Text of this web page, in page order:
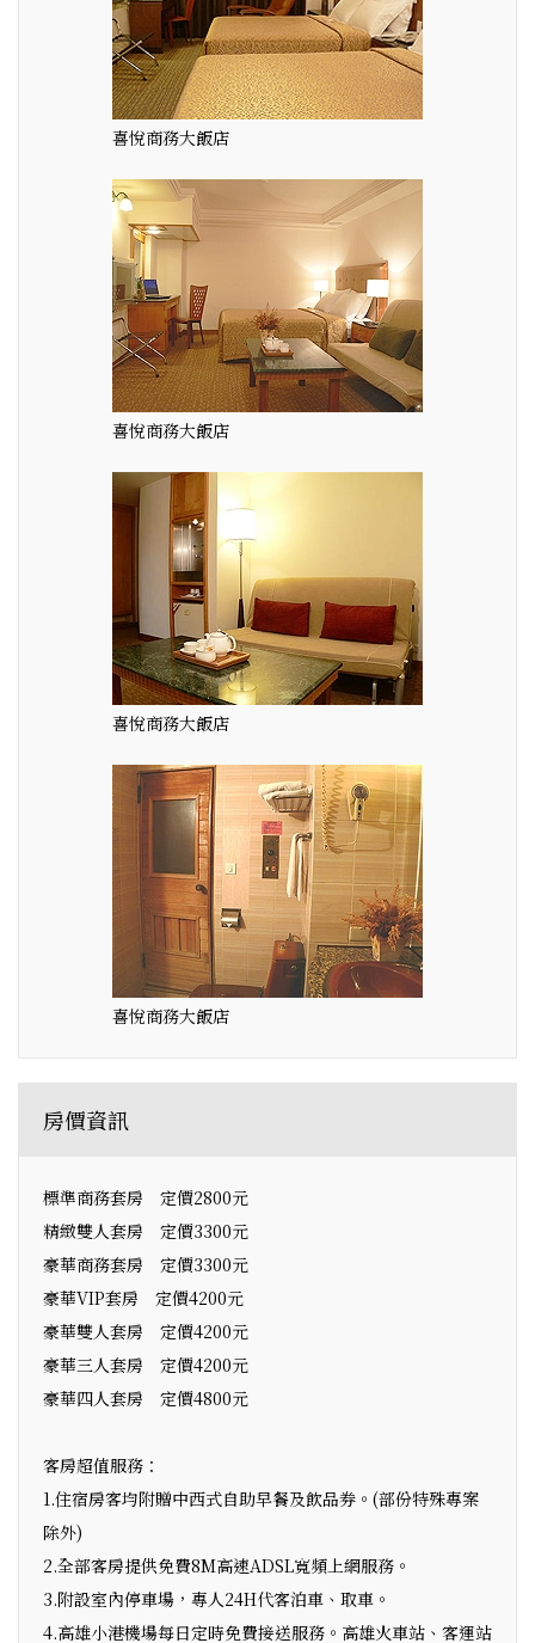
喜悅商務大飯店
喜悅商務大飯店
喜悅商務大飯店
喜悅商務大飯店
房價資訊
標準商務套房 定價2800元
精緻雙人套房 定價3300元
豪華商務套房 定價3300元
豪華VIP套房 定價4200元
豪華雙人套房 定價4200元
豪華三人套房 定價4200元
豪華四人套房 定價4800元
客房超值服務：
1.住宿房客均附贈中西式自助早餐及飲品券。(部份特殊專案
除外)
2.全部客房提供免費8M高速ADSL寬頻上網服務。
3.附設室內停車場，專人24H代客泊車、取車。
4.高雄小港機場每日定時免費接送服務。高雄火車站、客運站